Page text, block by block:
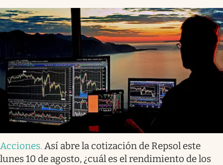
Acciones. Así abre la cotización de Repsol este
lunes 10 de agosto, ¿cuál es el rendimiento de los